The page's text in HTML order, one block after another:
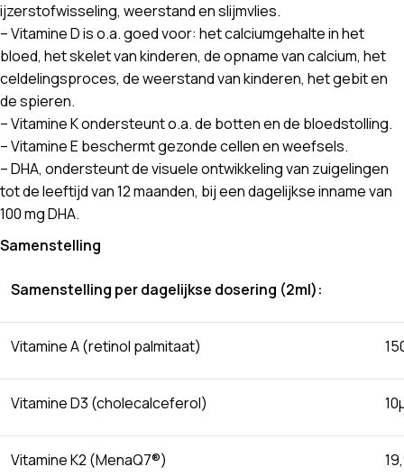
ijzerstofwisseling, weerstand en slijmvlies.
– Vitamine D is o.a. goed voor: het calciumgehalte in het
bloed, het skelet van kinderen, de opname van calcium, het
celdelingsproces, de weerstand van kinderen, het gebit en
de spieren.
– Vitamine K ondersteunt o.a. de botten en de bloedstolling.
– Vitamine E beschermt gezonde cellen en weefsels.
– DHA, ondersteunt de visuele ontwikkeling van zuigelingen
tot de leeftijd van 12 maanden, bij een dagelijkse inname van
100 mg DHA.
Samenstelling
Samenstelling per dagelijkse dosering (2ml):
Vitamine A (retinol palmitaat)
Vitamine D3 (cholecalceferol)
Vitamine K2 (MenaQ7®)